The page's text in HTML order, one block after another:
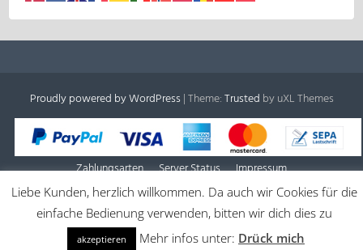
Proudly powered by WordPress |Theme:Trusted by uXL Themes
Zahlungsarten Server Status Impressum
Liebe Kunden, herzlich willkommen. Da auch wir Cookies für die
einfache Bedienung verwenden, bitten wir dich dies zu
akzeptieren Mehr infos unter: Drück mich